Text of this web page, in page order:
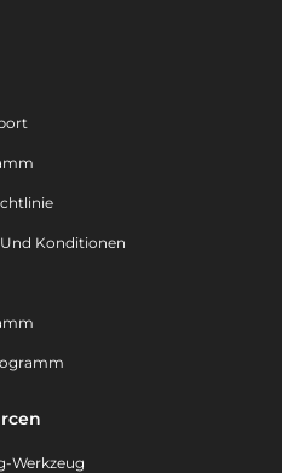
Konditionen
Werkzeug